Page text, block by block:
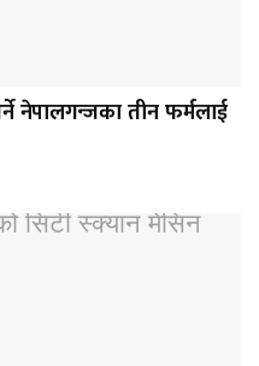
नेपालगन्जका तीन फर्मलाई